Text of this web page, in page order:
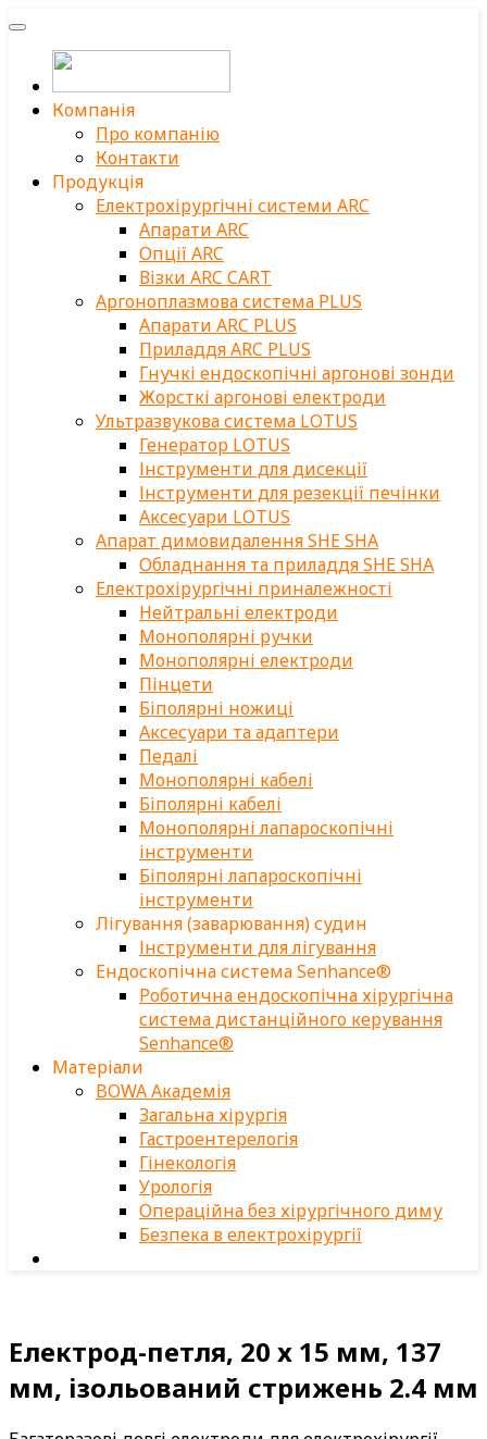
Компанія
Про компанію
Контакти
Продукція
Електрохірургічні системи ARC
Апарати ARC
Опції ARC
Візки ARC CART
Аргоноплазмова система PLUS
Апарати ARC PLUS
Приладдя ARC PLUS
Гнучкі ендоскопічні аргонові зонди
Жорсткі аргонові електроди
Ультразвукова система LOTUS
Генератор LOTUS
Інструменти для дисекції
Інструменти для резекції печінки
Аксесуари LOTUS
Апарат димовидалення SHE SHA
Обладнання та приладдя SHE SHA
Електрохірургічні приналежності
Нейтральні електроди
Монополярні ручки
Монополярні електроди
Пінцети
Біполярні ножиці
Аксесуари та адаптери
Педалі
Монополярні кабелі
Біполярні кабелі
Монополярні лапароскопічні
інструменти
Біполярні лапароскопічні
інструменти
Лігування (заварювання) судин
Інструменти для лігування
Ендоскопічна система Senhance®
Роботична ендоскопічна хірургічна
система дистанційного керування
Senhance®
Матеріали
BOWA Академія
Загальна хірургія
Гастроентерелогія
Гінекологія
Урологія
Операційна без хірургічного диму
Безпека в електрохірургії
Електрод-петля, 20 x 15 мм, 137
мм, ізольований стрижень 2.4 мм